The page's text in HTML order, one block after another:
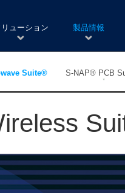
リューション 製品情報
Suite® S-NAP® PCB